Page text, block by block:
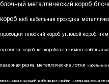
блочный металлический короб
короб ккб кабельная проходка
проходки плоский короб угловой короб пкм
проходка короб кз коробка зажимов
лазерная резка металлические лотки кабельные
металлоконструкций кабельные стойки лазерная резка